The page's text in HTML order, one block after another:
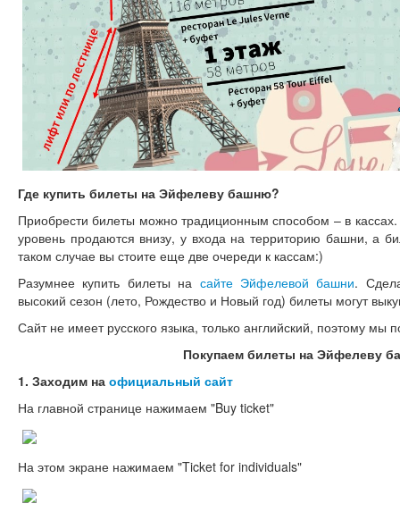
Где купить билеты на Эйфелеву башню?
Приобрести билеты можно традиционным способом – в
уровень продаются внизу, у входа на территорию башни, а
таком случае вы стоите еще две очереди к кассам:)
Разумнее купить билеты на сайте Эйфелевой башни.
высокий сезон (лето, Рождество и Новый год) билеты могут
Сайт не имеет русского языка, только английский, поэтому мы
Покупаем билеты на Эйфелеву
1. Заходим на официальный сайт
На главной странице нажимаем "Buy ticket"
На этом экране нажимаем "Ticket for individuals"